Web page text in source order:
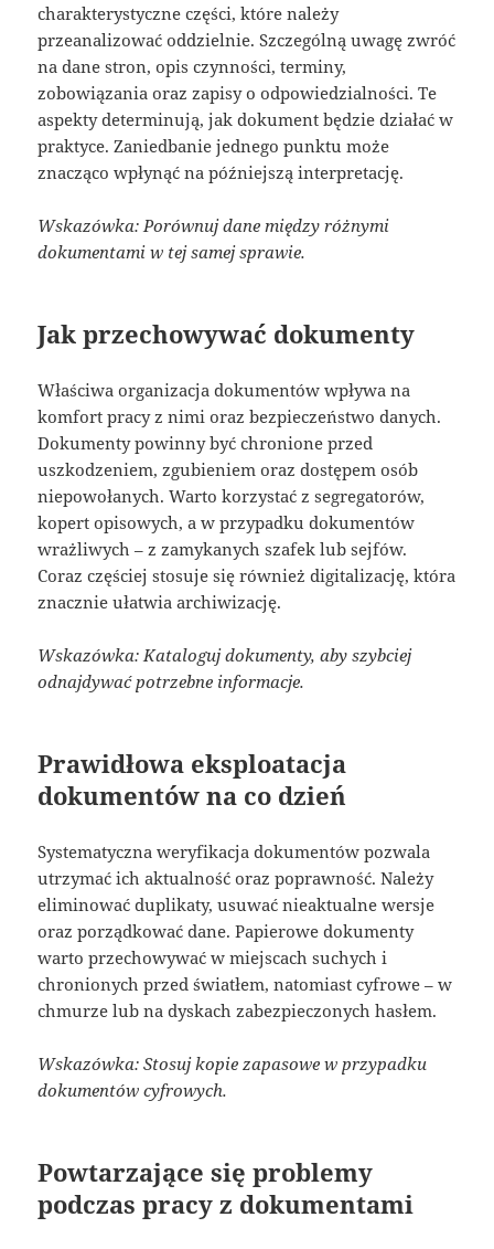
charakterystyczne części, które należy
przeanalizować oddzielnie. Szczególną uwagę zwróć
na dane stron, opis czynności, terminy,
zobowiązania oraz zapisy o odpowiedzialności. Te
aspekty determinują, jak dokument będzie działać w
praktyce. Zaniedbanie jednego punktu może
znacząco wpłynąć na późniejszą interpretację.
Wskazówka: Porównuj dane między różnymi
dokumentami w tej samej sprawie.
Jak przechowywać dokumenty
Właściwa organizacja dokumentów wpływa na
komfort pracy z nimi oraz bezpieczeństwo danych.
Dokumenty powinny być chronione przed
uszkodzeniem, zgubieniem oraz dostępem osób
niepowołanych. Warto korzystać z segregatorów,
kopert opisowych, a w przypadku dokumentów
wrażliwych – z zamykanych szafek lub sejfów.
Coraz częściej stosuje się również digitalizację, która
znacznie ułatwia archiwizację.
Wskazówka: Kataloguj dokumenty, aby szybciej
odnajdywać potrzebne informacje.
Prawidłowa eksploatacja
dokumentów na co dzień
Systematyczna weryfikacja dokumentów pozwala
utrzymać ich aktualność oraz poprawność. Należy
eliminować duplikaty, usuwać nieaktualne wersje
oraz porządkować dane. Papierowe dokumenty
warto przechowywać w miejscach suchych i
chronionych przed światłem, natomiast cyfrowe – w
chmurze lub na dyskach zabezpieczonych hasłem.
Wskazówka: Stosuj kopie zapasowe w przypadku
dokumentów cyfrowych.
Powtarzające się problemy
podczas pracy z dokumentami